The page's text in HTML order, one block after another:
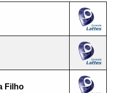
Filho